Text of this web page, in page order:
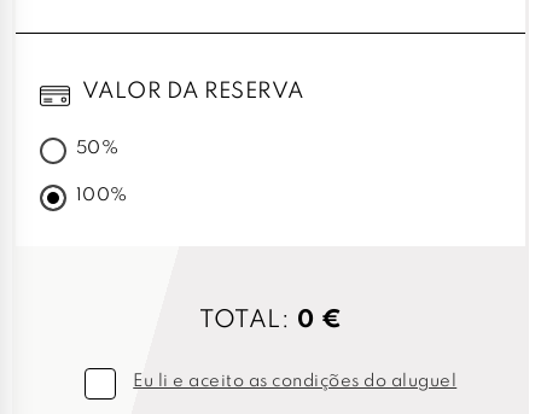
VALOR DA RESERVA
50%
100%
TOTAL: 0 €
Eu li e aceito as condições do aluguel